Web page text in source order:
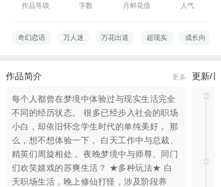
作品等级 字数 月鲜花值 人气
奇幻恋语 万人迷 万花出道 超现实 成长向
作品简介 更多
每个人都曾在梦境中体验过与现实生活完全
不同的经历状态。 很多已经步入社会的职场
小白，却依旧怀念学生时代的单纯美好， 那
么，想不想体验一下， 白天工作中与总裁、
精英们周旋相处， 夜晚梦境中与师尊、同门
们欢笑嬉戏的苏爽生活？ ★多种玩法★ 白
天职场生活，晚上修仙打怪，涉及阶段养
更新/